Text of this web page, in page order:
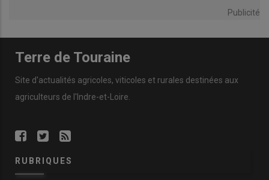
Publicité
Terre de Touraine
Site d'actualités agricoles, viticoles et rurales destinées aux
agriculteurs de l'Indre-et-Loire.
RUBRIQUES